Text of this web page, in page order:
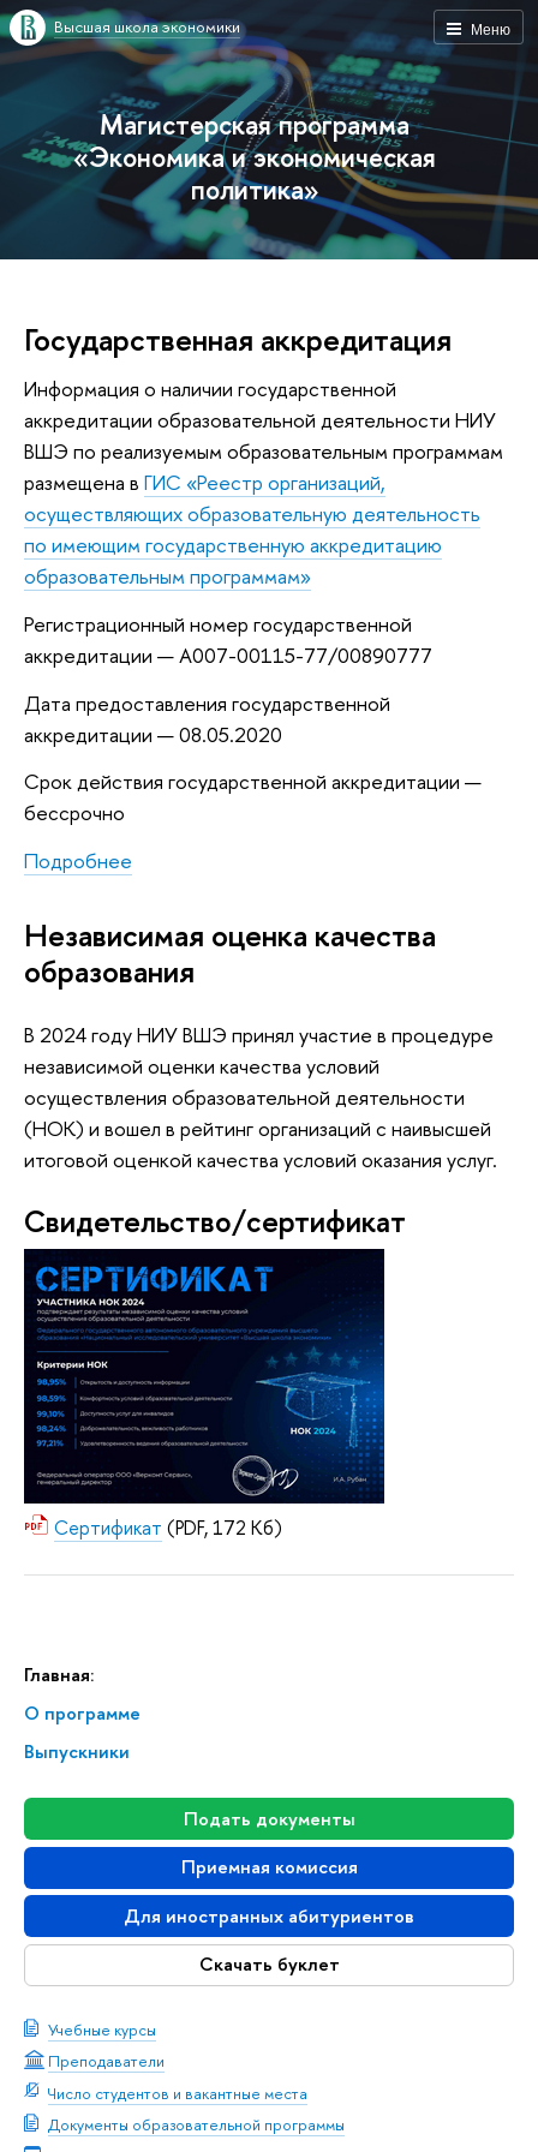
Меню
Высшая школа экономики
Магистерская программа
«Экономика и экономическая
политика»
Главная:
О программе
Выпускники
Подать документы
Приемная комиссия
Для иностранных абитуриентов
Скачать буклет
Учебные курсы
Преподаватели
Число студентов и вакантные места
Документы образовательной программы
Государственная аккредитация
Информация о наличии государственной
аккредитации образовательной деятельности НИУ
ВШЭ по реализуемым образовательным программам
размещена в ГИС «Реестр организаций,
осуществляющих образовательную деятельность
по имеющим государственную аккредитацию
образовательным программам»
Регистрационный номер государственной
аккредитации — А007-00115-77/00890777
Дата предоставления государственной
аккредитации — 08.05.2020
Срок действия государственной аккредитации —
бессрочно
Подробнее
Независимая оценка качества
образования
В 2024 году НИУ ВШЭ принял участие в процедуре
независимой оценки качества условий
осуществления образовательной деятельности
(НОК) и вошел в рейтинг организаций с наивысшей
итоговой оценкой качества условий оказания услуг.
Свидетельство/сертификат
Сертификат (PDF, 172 Кб)